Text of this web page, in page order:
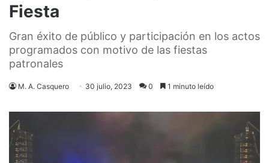
Fiesta
Gran éxito de público y participación en los actos
programados con motivo de las fiestas
patronales
M. A. Casquero 30 julio, 2023 0 1 minuto leído